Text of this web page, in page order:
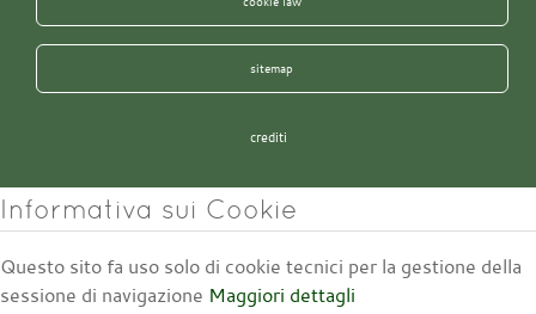
sitemap
crediti
Informativa sui Cookie
Questo sito fa uso solo di cookie tecnici per la gestione della
sessione di navigazione Maggiori dettagli